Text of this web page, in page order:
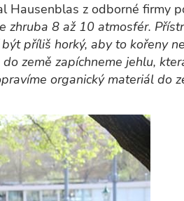
Hausenblas z odborné firmy
zhruba 8 až 10 atmosfér.
příliš horký, aby to kořeny
země zapíchneme jehlu,
organický materiál do